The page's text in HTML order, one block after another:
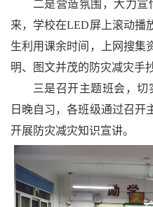
二是营造氛围，大力宣
来，学校在LED屏上滚动播
生利用课余时间，上网搜集
明、图文并茂的防灾减灾手
三是召开主题班会，切
日晚自习，各班级通过召开
开展防灾减灾知识宣讲。